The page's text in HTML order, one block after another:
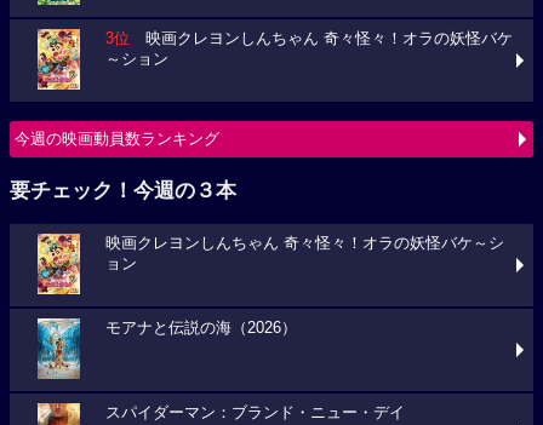
3位 映画クレヨンしんちゃん 奇々怪々！オラの妖怪バケ
～ション
今週の映画動員数ランキング
要チェック！今週の３本
映画クレヨンしんちゃん 奇々怪々！オラの妖怪バケ～シ
ョン
モアナと伝説の海（2026）
スパイダーマン：ブランド・ニュー・デイ